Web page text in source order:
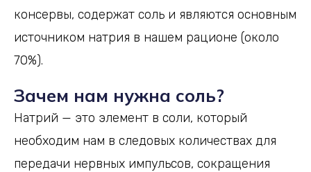
консервы, содержат соль и являются основным
источником натрия в нашем рационе (около
70%).
Зачем нам нужна соль?
Натрий — это элемент в соли, который
необходим нам в следовых количествах для
передачи нервных импульсов, сокращения